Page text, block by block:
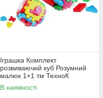
Іграшка Комплект
розвиваючий куб Розумний
малюк 1+1 тм ТехноК
В наявності